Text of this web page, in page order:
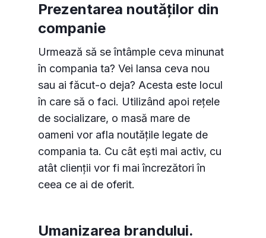
Prezentarea noutăților din
companie
Urmează să se întâmple ceva minunat
în compania ta? Vei lansa ceva nou
sau ai făcut-o deja? Acesta este locul
în care să o faci. Utilizând apoi rețele
de socializare, o masă mare de
oameni vor afla noutățile legate de
compania ta. Cu cât ești mai activ, cu
atât clienții vor fi mai încrezători în
ceea ce ai de oferit.
Umanizarea brandului.